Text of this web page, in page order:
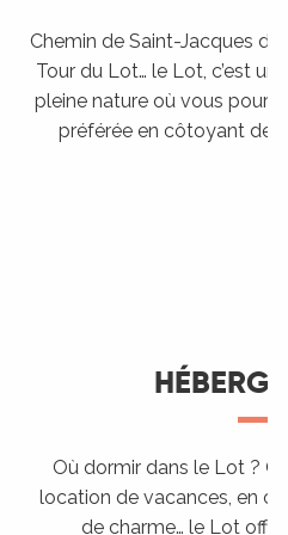
Chemin de Saint-Jacques
Tour du Lot… le Lot, c’est
pleine nature où vous
préférée en côtoyant des
Où dormir dans le Lot ?
location de vacances, en
de charme… le Lot